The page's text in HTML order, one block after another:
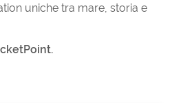
uniche tra mare, storia e